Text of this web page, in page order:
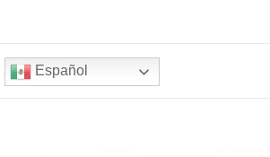
Español